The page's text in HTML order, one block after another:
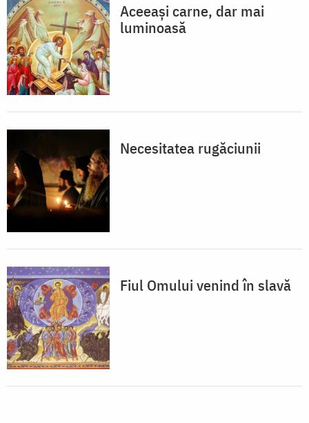
Aceeaşi carne, dar mai
luminoasă
Necesitatea rugăciunii
Fiul Omului venind în slavă